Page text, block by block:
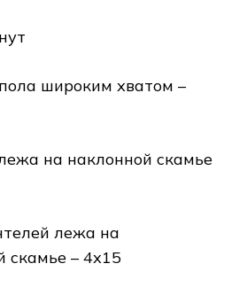
широким хватом –
на наклонной скамье
лежа на
скамье – 4х15